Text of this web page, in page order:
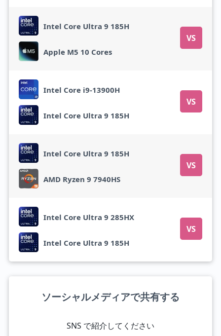
Intel Core Ultra 9 185H
VS
Apple M5 10 Cores
Intel Core i9-13900H
VS
Intel Core Ultra 9 185H
Intel Core Ultra 9 185H
VS
AMD Ryzen 9 7940HS
Intel Core Ultra 9 285HX
VS
Intel Core Ultra 9 185H
ソーシャルメディアで共有する
SNS で紹介してください